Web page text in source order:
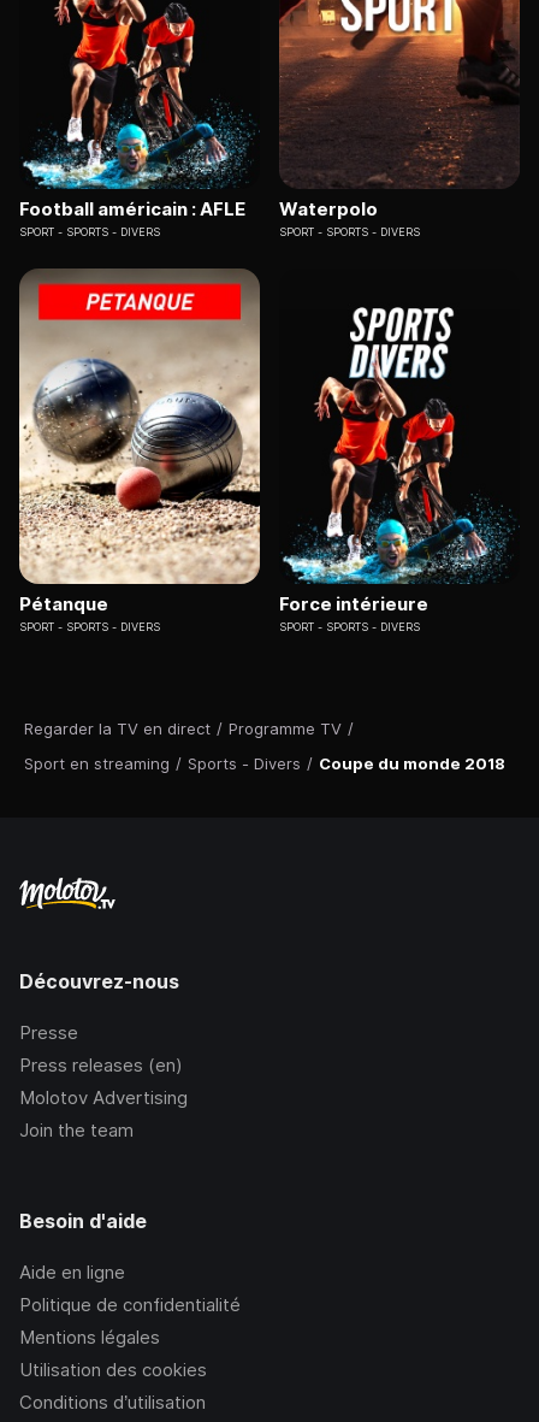
Regarder la TV en direct / Programme TV /
Sport en streaming / Sports - Divers / Coupe du monde 2018
Football américain : AFLE
SPORT SPORTS - DIVERS
Waterpolo
SPORT SPORTS - DIVERS
Pétanque
SPORT SPORTS - DIVERS
Force intérieure
SPORT SPORTS - DIVERS
Découvrez-nous
Presse
Press releases (en)
Molotov Advertising
Join the team
Besoin d'aide
Aide en ligne
Politique de confidentialité
Mentions légales
Utilisation des cookies
Conditions d’utilisation